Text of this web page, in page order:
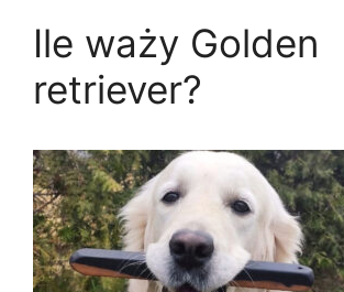
Ile waży Golden
retriever?